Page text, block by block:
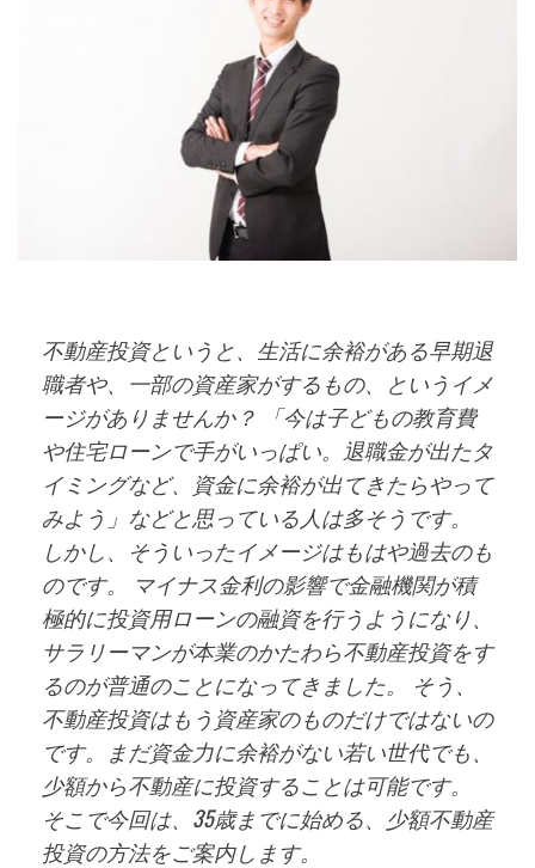
不動産投資というと、生活に余裕がある早期退
職者や、一部の資産家がするもの、というイメ
ージがありませんか？ 「今は子どもの教育費
や住宅ローンで手がいっぱい。退職金が出たタ
イミングなど、資金に余裕が出てきたらやって
みよう」などと思っている人は多そうです。
しかし、そういったイメージはもはや過去のも
のです。 マイナス金利の影響で金融機関が積
極的に投資用ローンの融資を行うようになり、
サラリーマンが本業のかたわら不動産投資をす
るのが普通のことになってきました。 そう、
不動産投資はもう資産家のものだけではないの
です。まだ資金力に余裕がない若い世代でも、
少額から不動産に投資することは可能です。
そこで今回は、35歳までに始める、少額不動産
投資の方法をご案内します。